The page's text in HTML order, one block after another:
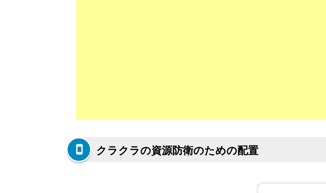
クラクラの資源防衛のための配置